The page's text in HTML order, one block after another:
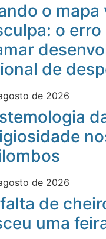
o mapa
o erro
de
de 2026
de 2026
de
uma